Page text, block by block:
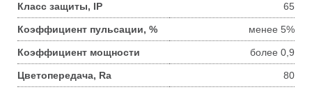
Класс защиты, IP 65
Коэффициент пульсации, % менее 5%
Коэффициент мощности более 0,9
Цветопередача, Ra 80